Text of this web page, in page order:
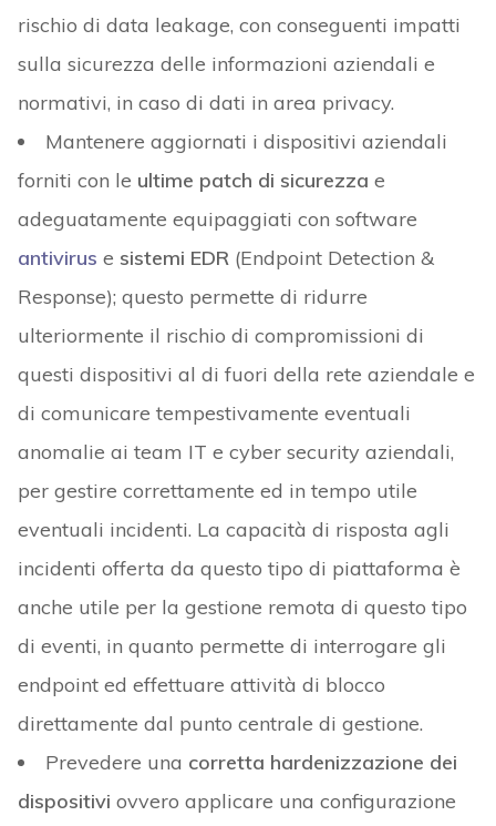
rischio di data leakage, con conseguenti impatti
sulla sicurezza delle informazioni aziendali e
normativi, in caso di dati in area privacy.
Mantenere aggiornati i dispositivi aziendali
forniti con le ultime patch di sicurezza e
adeguatamente equipaggiati con software
antivirus e sistemi EDR(Endpoint Detection &
Response); questo permette di ridurre
ulteriormente il rischio di compromissioni di
questi dispositivi al di fuori della rete aziendale e
di comunicare tempestivamente eventuali
anomalie ai team IT e cyber security aziendali,
per gestire correttamente ed in tempo utile
eventuali incidenti. La capacità di risposta agli
incidenti offerta da questo tipo di piattaforma è
anche utile per la gestione remota di questo tipo
di eventi, in quanto permette di interrogare gli
endpoint ed effettuare attività di blocco
direttamente dal punto centrale di gestione.
Prevedere una corretta hardenizzazione dei
dispositivi ovvero applicare una configurazione